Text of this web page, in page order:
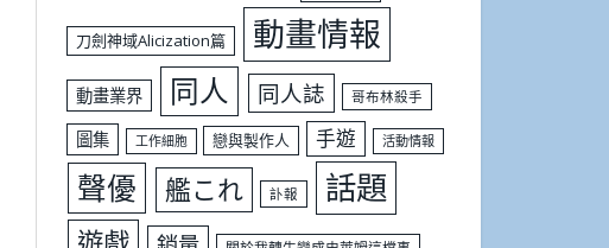
刀劍神域Alicization篇 動畫情報
動畫業界 同人 同人誌 哥布林殺手
圖集 工作細胞 戀與製作人 手遊 活動情報
聲優 艦これ 訃報 話題